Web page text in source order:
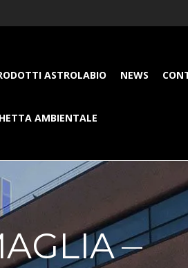
ASTROLABIO NEWS
AMBIENTALE